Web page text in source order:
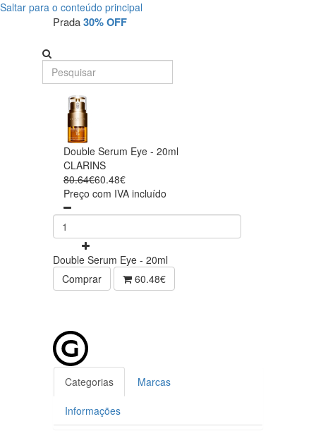
Saltar para o conteúdo principal
Prada30% OFF
Double Serum Eye - 20ml
CLARINS
80.64€60.48€
Preço com IVA incluído
Double Serum Eye - 20ml
Comprar
60.48€
Categorias Marcas
Informações